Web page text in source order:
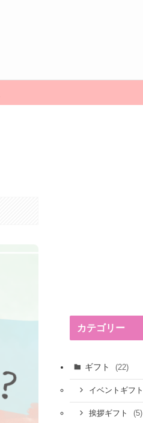
カテゴリー
ギフト (22)
イベントギフト
挨拶ギフト (5)